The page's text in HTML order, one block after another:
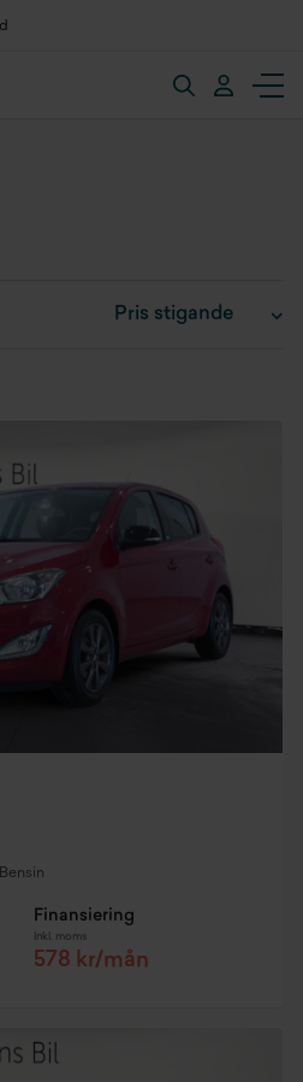
Bensin
Finansiering
Inkl. moms
578 kr/mån